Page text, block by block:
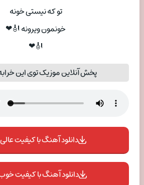
تو که نیستی خونه
خونمون ویرونه 🎻❤
🎻❤
پخش آنلاین موزیک توی این
دانلود آهنگ با کیفیت عالی
دانلود آهنگ با کیفیت خوب